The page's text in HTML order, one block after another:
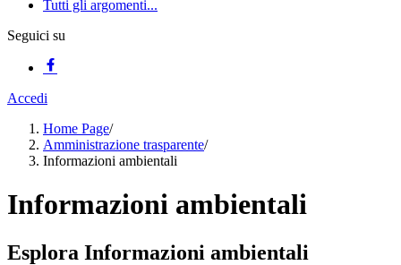
Tutti gli argomenti...
Seguici su
Accedi
Home Page/
Amministrazione trasparente/
Informazioni ambientali
Informazioni ambientali
Esplora Informazioni ambientali